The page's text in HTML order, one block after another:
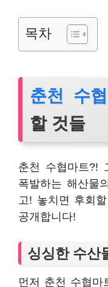
목차
춘천 수
할 것들
춘천 수협마트?!
폭발하는 해산물
고! 놓치면 후회
공개합니다!
싱싱한 수산
먼저 춘천 수협마